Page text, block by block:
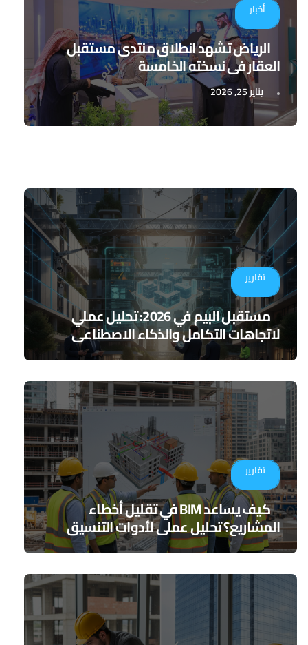
أخبار
الرياض تشهد انطلاق منتدى مستقبل
العقار في نسخته الخامسة
يناير 25, 2026
تقارير
مستقبل البيم في 2026: تحليل عملي
لاتجاهات التكامل والذكاء الاصطناعي
تقارير
كيف يساعد BIM في تقليل أخطاء
المشاريع؟ تحليل عملي لأدوات التنسيق
الرقمي